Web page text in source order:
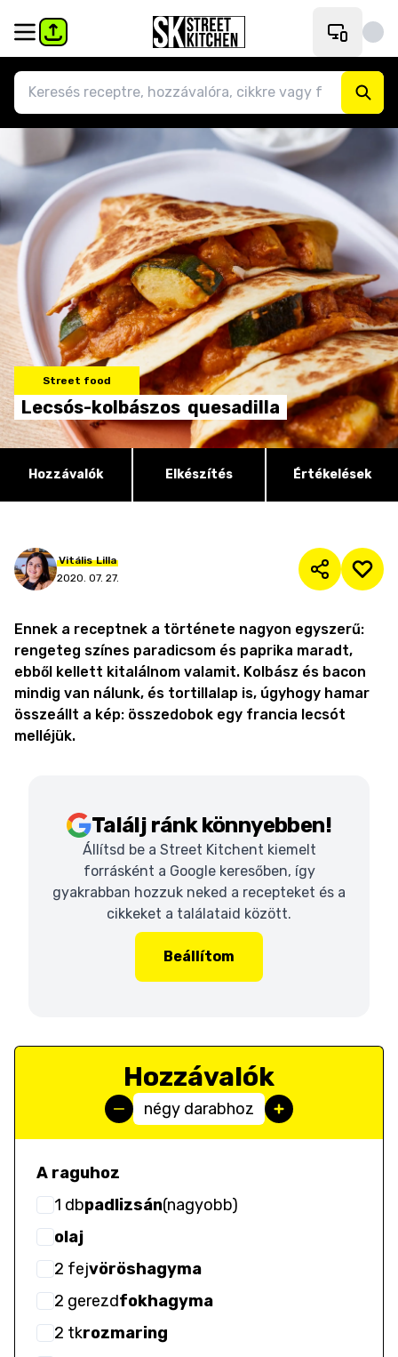
Street food
Lecsós-kolbászos quesadilla
Hozzávalók Elkészítés Értékelések
Vitális Lilla
2020. 07. 27.
Ennek a receptnek a története nagyon egyszerű:
rengeteg színes paradicsom és paprika maradt,
ebből kellett kitalálnom valamit. Kolbász és bacon
mindig van nálunk, és tortillalap is, úgyhogy hamar
összeállt a kép: összedobok egy francia lecsót
melléjük.
Találj ránk könnyebben!
Állítsd be a Street Kitchent kiemelt
forrásként a Google keresőben, így
gyakrabban hozzuk neked a recepteket és a
cikkeket a találataid között.
Beállítom
Hozzávalók
négy darabhoz
A raguhoz
1 dbpadlizsán(nagyobb)
olaj
2 fejvöröshagyma
2 gerezdfokhagyma
2 tkrozmaring